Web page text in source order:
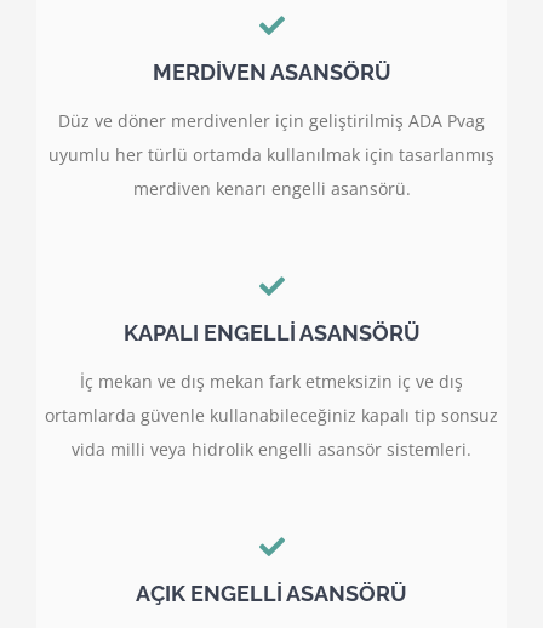
MERDİVEN ASANSÖRÜ
Düz ve döner merdivenler için geliştirilmiş ADA Pvag
uyumlu her türlü ortamda kullanılmak için tasarlanmış
merdiven kenarı engelli asansörü.
KAPALI ENGELLİ ASANSÖRÜ
İç mekan ve dış mekan fark etmeksizin iç ve dış
ortamlarda güvenle kullanabileceğiniz kapalı tip sonsuz
vida milli veya hidrolik engelli asansör sistemleri.
AÇIK ENGELLİ ASANSÖRÜ